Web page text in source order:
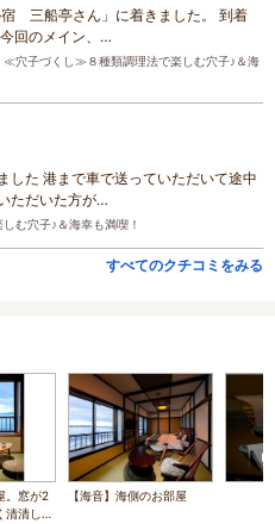
三船亭さん」に着きました。 到着
回のメイン、…
≪穴子づくし≫８種類調理法で楽しむ穴子♪＆海
した 港まで車で送っていただいて途中
ただいた方が…
む穴子♪＆海幸も満喫！
すべてのクチコミをみる
。窓が2
清しい
【海音】海側のお部屋